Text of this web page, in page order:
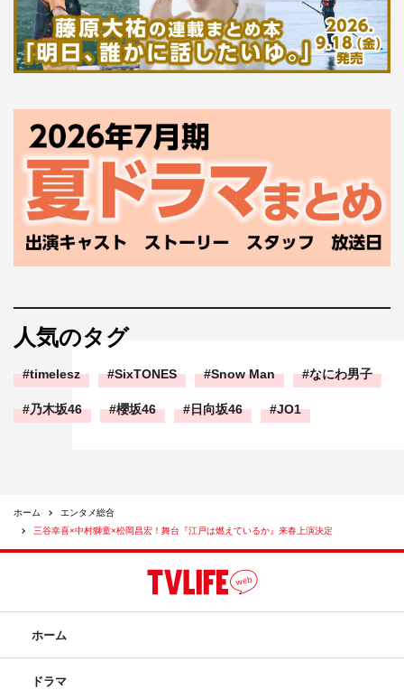
人気のタグ
timelesz SixTONES Snow Man なにわ男子
乃木坂46 櫻坂46 日向坂46 JO1
ホーム
エンタメ総合
三谷幸喜×中村獅童×松岡昌宏！舞台『江戸は燃えているか』来春上演決定
ホーム
ドラマ